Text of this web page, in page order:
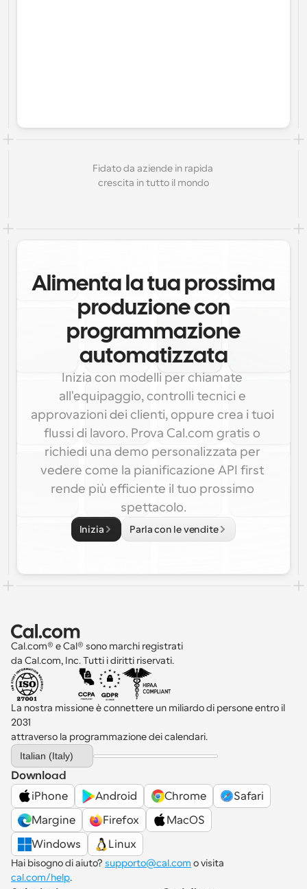
Fidato da aziende in rapida
crescita in tutto il mondo
Alimenta la tua prossima
produzione con
programmazione
automatizzata
Inizia con modelli per chiamate
all'equipaggio, controlli tecnici e
approvazioni dei clienti, oppure crea i tuoi
flussi di lavoro. Prova Cal.com gratis o
richiedi una demo personalizzata per
vedere come la pianificazione API first
rende più efficiente il tuo prossimo
spettacolo.
Inizia Parla con le vendite
Cal.com® e Cal® sono marchi registrati
da Cal.com, Inc. Tutti i diritti riservati.
La nostra missione è connettere un miliardo di persone entro il
2031
attraverso la programmazione dei calendari.
Select Language
Italian (Italy)
Download
iPhone
Android Chrome
Safari
Margine
Firefox
MacOS
Windows
Linux
Hai bisogno di aiuto? supporto@cal.com
cal.com/help.